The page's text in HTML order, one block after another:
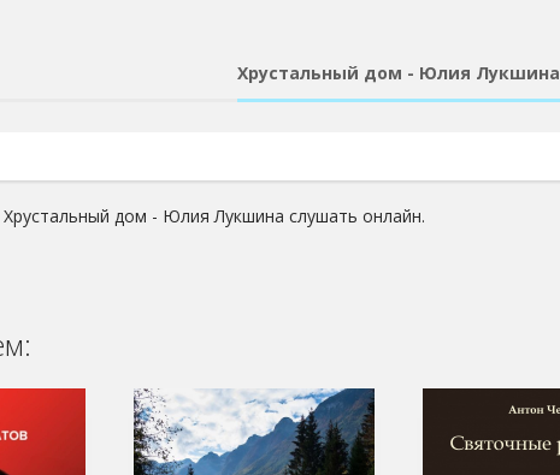
Хрустальный дом - Юлия Лукшина
Хрустальный дом - Юлия Лукшина слушать онлайн.